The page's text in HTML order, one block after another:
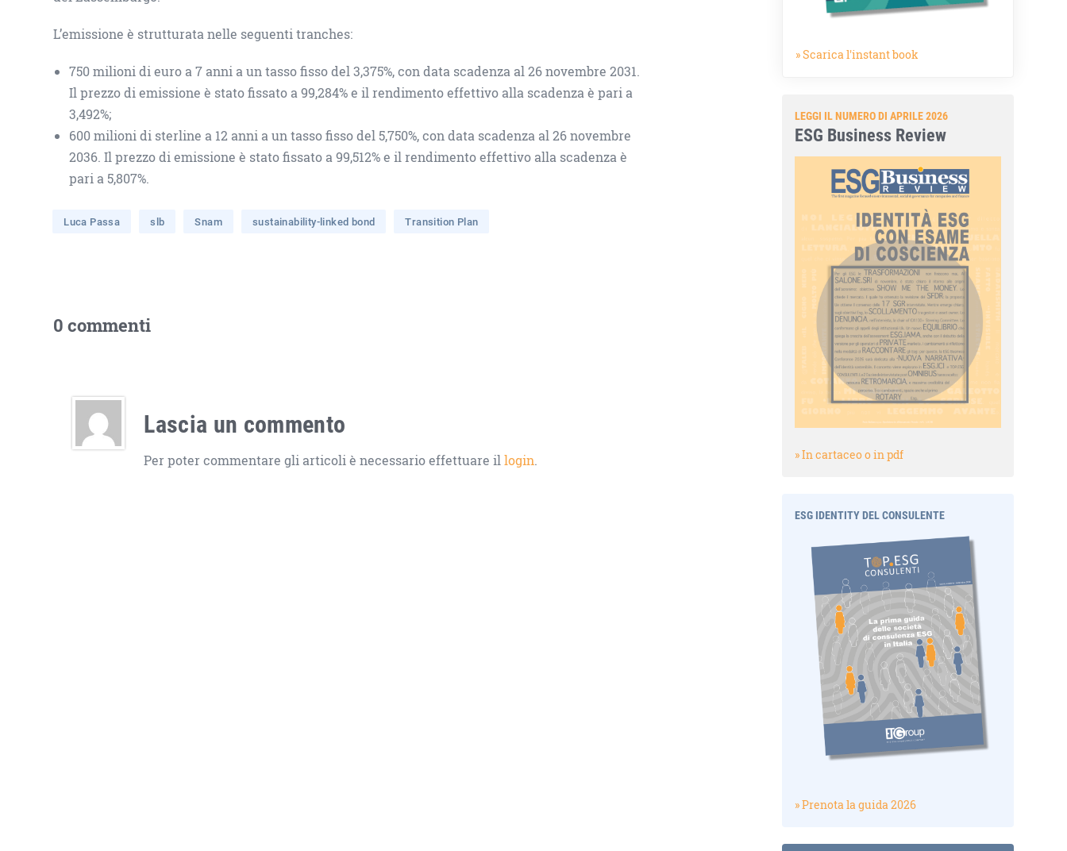
L’emissione è strutturata nelle seguenti tranches:
750 milioni di euro a 7 anni a un tasso fisso del 3,375%, con data scadenza al 26 novembre 2031.
Il prezzo di emissione è stato fissato a 99,284% e il rendimento effettivo alla scadenza è pari a
3,492%;
600 milioni di sterline a 12 anni a un tasso fisso del 5,750%, con data scadenza al 26 novembre
2036. Il prezzo di emissione è stato fissato a 99,512% e il rendimento effettivo alla scadenza è
pari a 5,807%.
Luca Passa slb Snam sustainability-linked bond Transition Plan
0 commenti
Lascia un commento
Per poter commentare gli articoli è necessario effettuare illogin.
» Scarica l'instant book
LEGGI IL NUMERO DI APRILE 2026
ESG Business Review
» In cartaceo o in pdf
ESG IDENTITY DEL CONSULENTE
» Prenota la guida 2026